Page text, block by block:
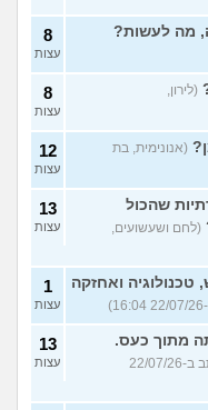
מה לעשות? 8
עצות
(לירון,
8
עצות
(אנונימית, בת
12
עצות
שהכול
(לחם ושעשועים,
13
עצות
ואחזקה
1
עצות
מתוך כעס.
(אלכס, שם בדוי, בן 40, כתב ב-22/07/26
13
עצות